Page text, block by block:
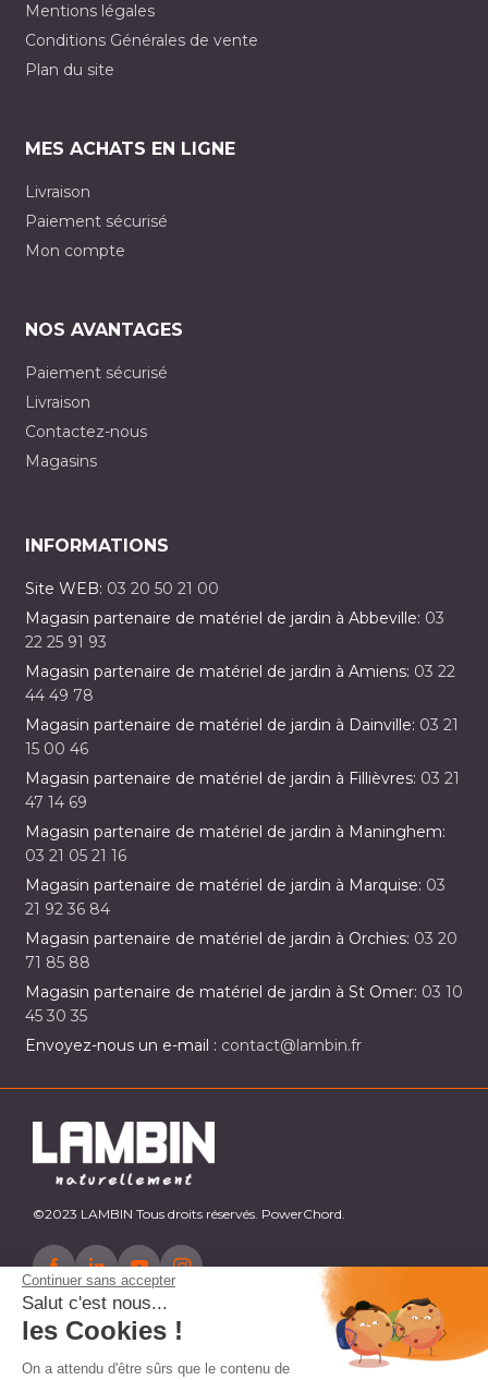
Continuer sans accepter
Salut c'est nous...
les Cookies !
On a attendu d'être sûrs que le contenu de
Mentions légales
Conditions Générales de vente
Plan du site
MES ACHATS EN LIGNE
Livraison
Paiement sécurisé
Mon compte
NOS AVANTAGES
Paiement sécurisé
Livraison
Contactez-nous
Magasins
INFORMATIONS
Site WEB: 03 20 50 21 00
Magasin partenaire de matériel de jardin à Abbeville: 03
22 25 91 93
Magasin partenaire de matériel de jardin à Amiens: 03 22
44 49 78
Magasin partenaire de matériel de jardin à Dainville: 03 21
15 00 46
Magasin partenaire de matériel de jardin à Fillièvres: 03 21
47 14 69
Magasin partenaire de matériel de jardin à Maninghem:
03 21 05 21 16
Magasin partenaire de matériel de jardin à Marquise: 03
21 92 36 84
Magasin partenaire de matériel de jardin à Orchies: 03 20
71 85 88
Magasin partenaire de matériel de jardin à St Omer: 03 10
45 30 35
Envoyez-nous un e-mail : contact@lambin.fr
©2023 LAMBIN Tous droits réservés. PowerChord.